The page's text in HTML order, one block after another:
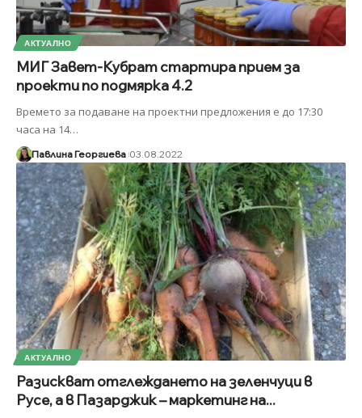
АКТУАЛНО
МИГ Завет-Кубрат стартира прием за
проекти по подмярка 4.2
Времето за подаване на проектни предложения е до 17:30
часа на 14…
Павлина Георгиева 03.08.2022
АКТУАЛНО
Разискват отглеждането на зеленчуци в
Русе, а в Пазарджик – маркетинг на...